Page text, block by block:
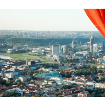
복잡한 고용 업무를 아웃소
인프라
Remote 통합
HR을 워크플로에 매끄럽
스타트업
성장하는 기업을 위한 민
중견기업
맞춤형 HR 솔루션으로 팀
글로벌 계약직을 위한 통
REMOTE와 함께 배우기
리서치 및 가이드
사례 연구
Français
Deutsch
Español